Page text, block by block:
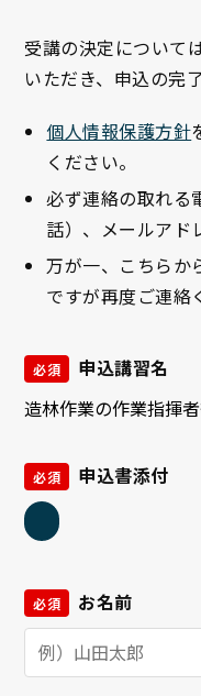
受講の決定について
いただき、申込の完
個人情報保護方針
ください。
必ず連絡の取れる
話）、メールアド
万が一、こちらか
ですが再度ご連絡
必須 申込講習名
必須 申込書添付
必須 お名前